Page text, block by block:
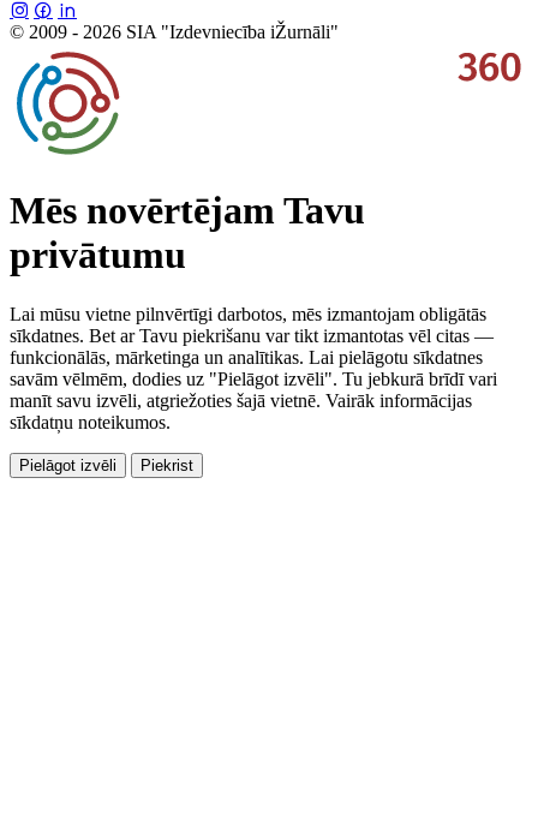
© 2009 - 2026 SIA "Izdevniecība iŽurnāli"
Mēs novērtējam Tavu
privātumu
Lai mūsu vietne pilnvērtīgi darbotos, mēs izmantojam obligātās
sīkdatnes. Bet ar Tavu piekrišanu var tikt izmantotas vēl citas —
funkcionālās, mārketinga un analītikas. Lai pielāgotu sīkdatnes
savām vēlmēm, dodies uz "Pielāgot izvēli". Tu jebkurā brīdī vari
manīt savu izvēli, atgriežoties šajā vietnē. Vairāk informācijas
sīkdatņu noteikumos.
Pielāgot izvēli Piekrist